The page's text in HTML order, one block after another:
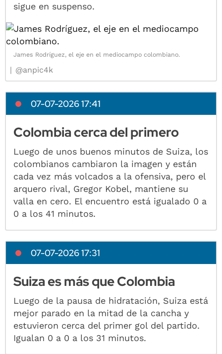
sigue en suspenso.
James Rodríguez, el eje en el mediocampo colombiano.
@anpic4k
07-07-2026 17:41
Colombia cerca del primero
Luego de unos buenos minutos de Suiza, los
colombianos cambiaron la imagen y están
cada vez más volcados a la ofensiva, pero el
arquero rival, Gregor Kobel, mantiene su
valla en cero. El encuentro está igualado 0 a
0 a los 41 minutos.
07-07-2026 17:31
Suiza es más que Colombia
Luego de la pausa de hidratación, Suiza está
mejor parado en la mitad de la cancha y
estuvieron cerca del primer gol del partido.
Igualan 0 a 0 a los 31 minutos.